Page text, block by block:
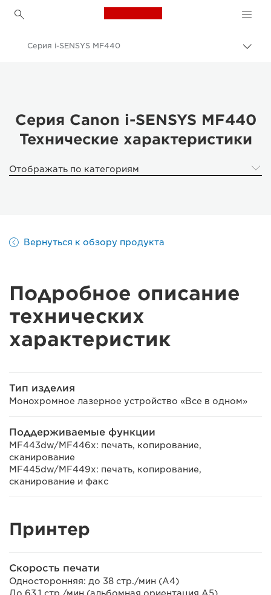
Canon Logo, back to
Продукты и решения для бизнеса
Принтеры и факсимильные аппараты для бизнеса
Серия i-SENSYS MF440
Серия Canon i-SENSYS MF440
Технические характеристики
Отображать по категориям
Вернуться к обзору продукта
Подробное описание
технических
характеристик
Тип изделия
Монохромное лазерное устройство «Все в одном»
Поддерживаемые функции
MF443dw/MF446x: печать, копирование,
сканирование
MF445dw/MF449x: печать, копирование,
сканирование и факс
Принтер
Скорость печати
Односторонняя: до 38 стр./мин (A4)